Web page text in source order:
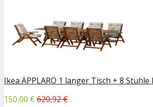
Ikea ÄPPLARÖ 1 langer Tisch + 8 Stühle
150,00 € 620,92 €